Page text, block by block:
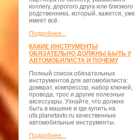
коллегу, дорогого друга или близкого
родственника, который, кажется, уже
имеет всё.
Подробнее...
КАКИЕ ИНСТРУМЕНТЫ
ОБЯЗАТЕЛЬНО ДОЛЖНЫ БЫТЬ У
АВТОМОБИЛИСТА И ПОЧЕМУ
Полный список обязательных
инструментов для автомобилиста:
домкрат, компрессор, набор ключей,
провода, трос и другие полезные
аксессуары. Узнайте, что должно
быть в машине и где купить на
ufa.planetavto.ru качественные
автомобильные инструменты.
Подробнее...